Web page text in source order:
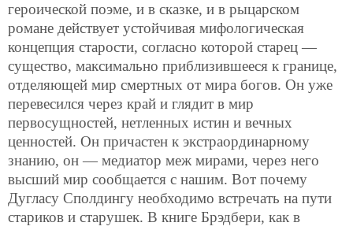
героической поэме, и в сказке, и в рыцарском
романе действует устойчивая мифологическая
концепция старости, согласно которой старец —
существо, максимально приблизившееся к границе,
отделяющей мир смертных от мира богов. Он уже
перевесился через край и глядит в мир
первосущностей, нетленных истин и вечных
ценностей. Он причастен к экстраординарному
знанию, он — медиатор меж мирами, через него
высший мир сообщается с нашим. Вот почему
Дугласу Сполдингу необходимо встречать на пути
стариков и старушек. В книге Брэдбери, как в